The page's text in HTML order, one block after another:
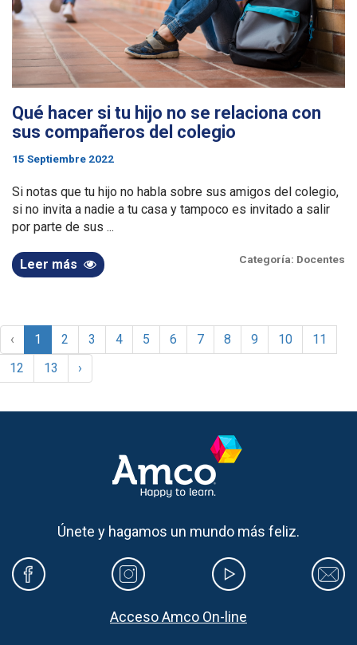
Qué hacer si tu hijo no se relaciona con
sus compañeros del colegio
15 Septiembre 2022
Si notas que tu hijo no habla sobre sus amigos del colegio,
si no invita a nadie a tu casa y tampoco es invitado a salir
por parte de sus ...
Leer más Categoría: Docentes
‹ 1 2 3 4 5 6 7 8 9 10
11
12
13 ›
Únete y hagamos un mundo más feliz.
Acceso Amco On-line